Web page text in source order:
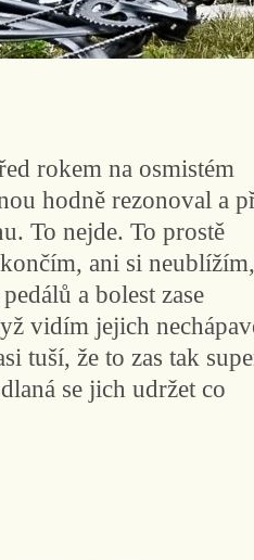
rokem na osmistém
hodně rezonoval a
To nejde. To prostě
ani si neublížím,
a bolest zase
vidím jejich
tuší, že to zas tak
se jich udržet co